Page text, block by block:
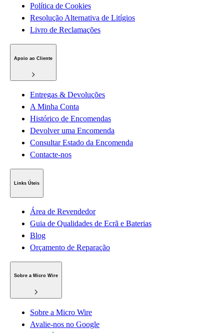
Política de Cookies
Resolução Alternativa de Litígios
Livro de Reclamações
Apoio ao Cliente
Entregas & Devoluções
A Minha Conta
Histórico de Encomendas
Devolver uma Encomenda
Consultar Estado da Encomenda
Contacte-nos
Links Úteis
Área de Revendedor
Guia de Qualidades de Ecrã e Baterias
Blog
Orçamento de Reparação
Sobre a Micro Wire
Sobre a Micro Wire
Avalie-nos no Google